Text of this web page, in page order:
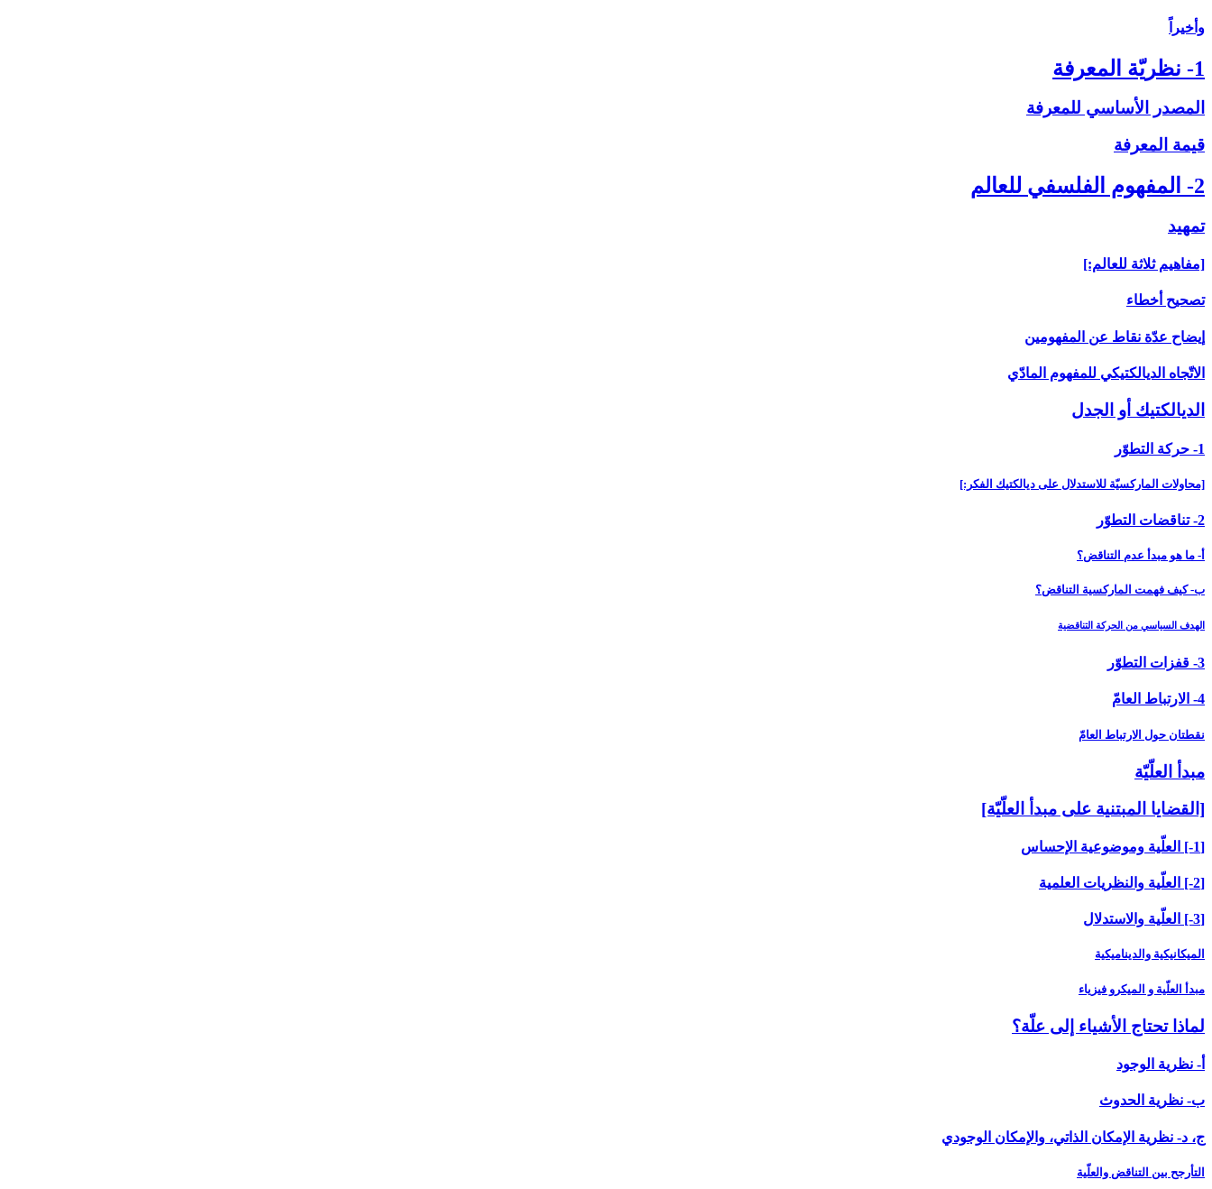
وأخيراً
1- نظريّة المعرفة
المصدر الأساسي للمعرفة
قيمة المعرفة
2- المفهوم الفلسفي للعالم
تمهيد
[مفاهيم ثلاثة للعالم:]
تصحيح أخطاء
إيضاح عدّة نقاط عن المفهومين
الاتّجاه الديالكتيكي للمفهوم المادّي
الديالكتيك أو الجدل‏
1- حركة التطوّر
[محاولات الماركسيّة للاستدلال على ديالكتيك الفكر:]
2- تناقضات التطوّر
أ- ما هو مبدأ عدم التناقض؟
ب- كيف فهمت الماركسية التناقض؟
الهدف السياسي من الحركة التناقضية
3- قفزات التطوّر
4- الارتباط العامّ‏
نقطتان حول الارتباط العامّ
مبدأ العلّيّة
[القضايا المبتنية على مبدأ العلّيّة]
[1-] العلّية وموضوعية الإحساس
[2-] العلّية والنظريات العلمية
[3-] العلّية والاستدلال
الميكانيكية والديناميكية
مبدأ العلّية و الميكرو فيزياء
لماذا تحتاج الأشياء إلى علّة؟
أ- نظرية الوجود
ب- نظرية الحدوث
ج، د- نظرية الإمكان الذاتي، والإمكان الوجودي
التأرجح بين التناقض والعلّية